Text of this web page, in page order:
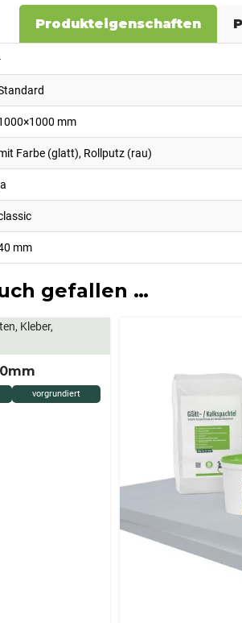
Produkteigenschaften
mm
Farbe (glatt), Rollputz (rau)
mm
gefallen …
vorgrundiert